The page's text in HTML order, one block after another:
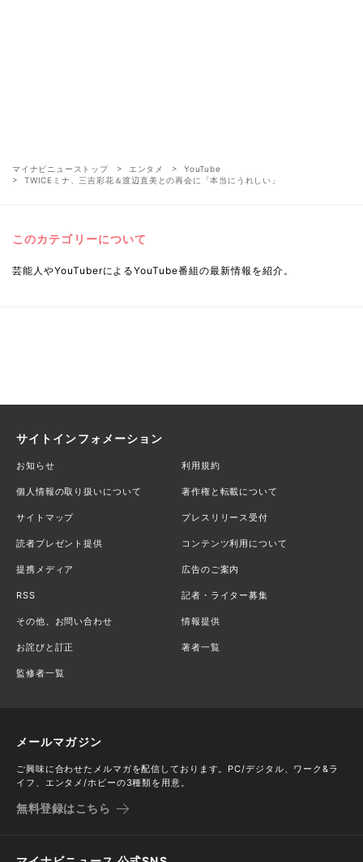
マイナビニューストップ エンタメ
YouTube
TWICEミナ、三吉彩花＆渡辺直美との再会に「本当にうれしい」
このカテゴリーについて
芸能人やYouTuberによるYouTube番組の最新情報を紹介。
サイトインフォメーション
お知らせ 利用規約
個人情報の取り扱いについて 著作権と転載について
サイトマップ プレスリリース受付
読者プレゼント提供 コンテンツ利用について
提携メディア 広告のご案内
RSS 記者・ライター募集
その他、お問い合わせ 情報提供
お詫びと訂正 著者一覧
監修者一覧
メールマガジン
ご興味に合わせたメルマガを配信しております。PC/デジタル、ワーク&ラ
イフ、エンタメ/ホビーの3種類を用意。
無料登録はこちら